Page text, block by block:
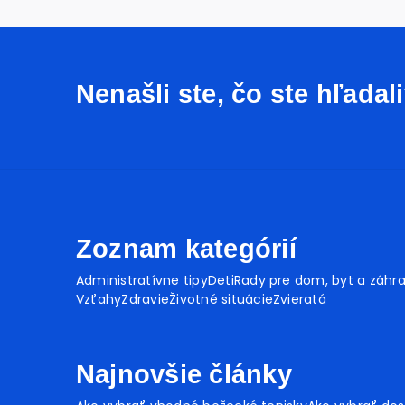
Nenašli ste, čo ste
Zoznam kategórií
Administratívne tipyDetiRady pre dom, byt a
VzťahyZdravieŽivotné situácieZvieratá
Najnovšie články